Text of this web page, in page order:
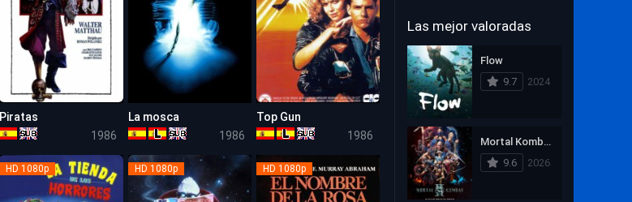
Piratas
1986
La mosca
1986
Top Gun
1986
HD 1080p HD 1080p HD 1080p
Romance
Suspense
Suspenso
Terror
Western
Zombies
2008 2007 2006
2005 2004
2002 2001 2000
1999
1996 1995 1994
1993 1992
Las mejor valoradas
Flow
9.7
2024
Mortal Kombat II
9.6
2026